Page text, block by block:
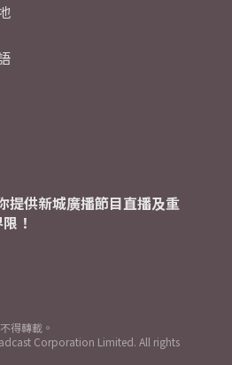
提供新城廣播節目直播及重
！
得轉載。
Corporation Limited. All rights